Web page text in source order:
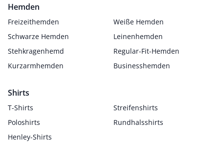
Hemden
Freizeithemden
Weiße Hemden
Schwarze Hemden
Leinenhemden
Stehkragenhemd
Regular-Fit-Hemden
Kurzarmhemden
Businesshemden
Shirts
T-Shirts
Streifenshirts
Poloshirts
Rundhalsshirts
Henley-Shirts